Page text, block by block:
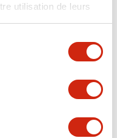
utilisation de leurs
miniature GT5P
N60SAD24